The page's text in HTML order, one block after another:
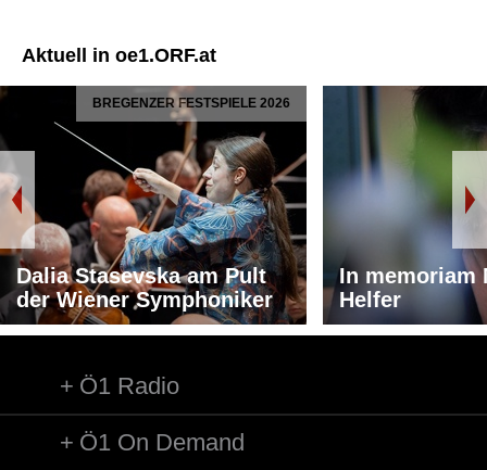
Aktuell in oe1.ORF.at
BREGENZER FESTSPIELE 2026
Dalia Stasevska am Pult
der Wiener Symphoniker
In memoriam
Helfer
Ö1 Radio
Ö1 On Demand